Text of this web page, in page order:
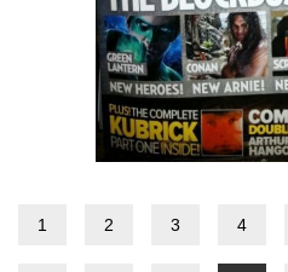
1 2 3 4